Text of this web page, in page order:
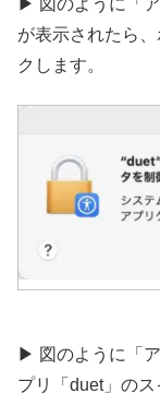
▶︎ 図のように「
が表示されたら
クします。
▶︎ 図のように「
プリ「duet」のス